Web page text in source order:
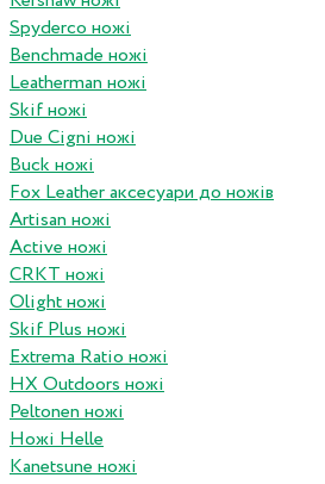
Spyderco ножі
Benchmade ножі
Leatherman ножі
Skif ножі
Due Cigni ножі
Buck ножі
Fox Leather аксесуари до ножів
Artisan ножі
Active ножі
CRKT ножі
Olight ножі
Skif Plus ножі
Extrema Ratio ножі
HX Outdoors ножі
Peltonen ножі
Ножі Helle
Kanetsune ножі